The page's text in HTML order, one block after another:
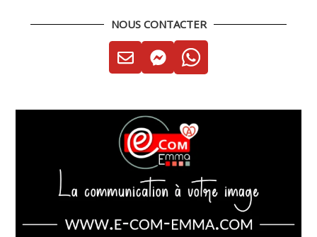
NOUS CONTACTER